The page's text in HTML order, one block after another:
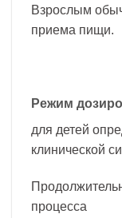
Взрослым
приема пищи.
Режим
для детей
клинической
процесса